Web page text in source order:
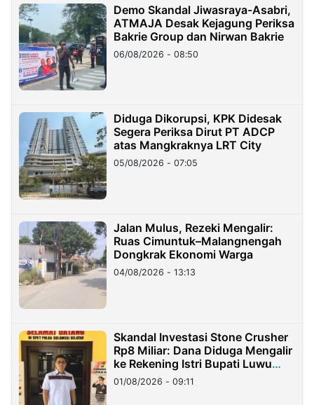
Demo Skandal Jiwasraya-Asabri,
ATMAJA Desak Kejagung Periksa
Bakrie Group dan Nirwan Bakrie
06/08/2026 - 08:50
Diduga Dikorupsi, KPK Didesak
Segera Periksa Dirut PT ADCP
atas Mangkraknya LRT City
05/08/2026 - 07:05
Jalan Mulus, Rezeki Mengalir:
Ruas Cimuntuk–Malangnengah
Dongkrak Ekonomi Warga
04/08/2026 - 13:13
Skandal Investasi Stone Crusher
Rp8 Miliar: Dana Diduga Mengalir
ke Rekening Istri Bupati Luwu
Timur
01/08/2026 - 09:11